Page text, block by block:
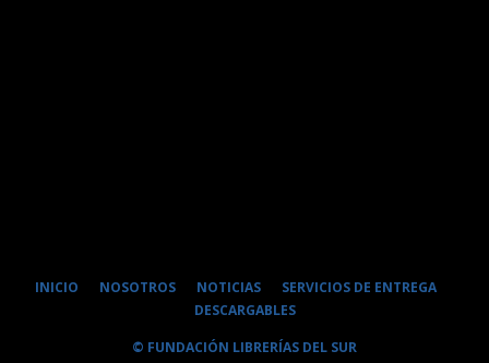
INICIO NOSOTROS NOTICIAS
SERVICIOS DE ENTREGA
DESCARGABLES
© FUNDACIÓN LIBRERÍAS DEL SUR